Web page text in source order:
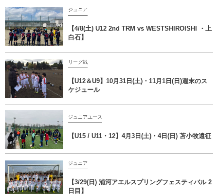
ジュニア
【4/8(土) U12 2nd TRM vs WESTSHIROISHI ・上
白石】
リーグ戦
【U12＆U9】10月31日(土)・11月1日(日)週末のス
ケジュール
ジュニアユース
【U15 / U11・12】4月3日(土)・4日(日) 苫小牧遠征
ジュニア
【3/29(日) 浦河アエルスプリングフェスティバル 2
日目】